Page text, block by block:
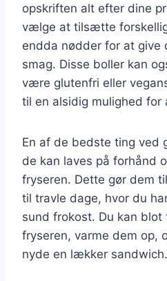
opskriften alt efter dine
vælge at tilsætte
endda nødder for at give
smag. Disse boller kan
være glutenfri eller
til en alsidig mulighed for
En af de bedste ting ved
de kan laves på forhånd
fryseren. Dette gør dem
til travle dage, hvor du
sund frokost. Du kan
fryseren, varme dem op,
nyde en lækker sandwich.